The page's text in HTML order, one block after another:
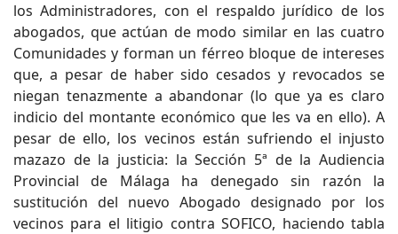
los Administradores, con el respaldo jurídico de los
abogados, que actúan de modo similar en las cuatro
Comunidades y forman un férreo bloque de intereses
que, a pesar de haber sido cesados y revocados se
niegan tenazmente a abandonar (lo que ya es claro
indicio del montante económico que les va en ello). A
pesar de ello, los vecinos están sufriendo el injusto
mazazo de la justicia: la Sección 5ª de la Audiencia
Provincial de Málaga ha denegado sin razón la
sustitución del nuevo Abogado designado por los
vecinos para el litigio contra SOFICO, haciendo tabla